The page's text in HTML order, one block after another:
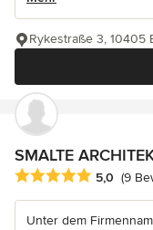
Rykestraße 3, 10405
SMALTE
Durchschnittliche
5,0 (9
Unter dem